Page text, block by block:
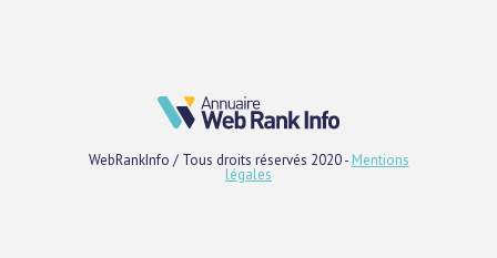
WebRankInfo / Tous droits réservés 2020 - Mentions
légales